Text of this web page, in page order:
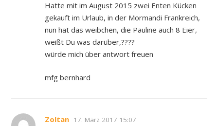
Hatte mit im August 2015 zwei Enten Kücken
gekauft im Urlaub, in der Mormandi Frankreich,
nun hat das weibchen, die Pauline auch 8 Eier,
weißt Du was darüber,????
würde mich über antwort freuen
mfg bernhard
Zoltan 17. März 2017 15:07